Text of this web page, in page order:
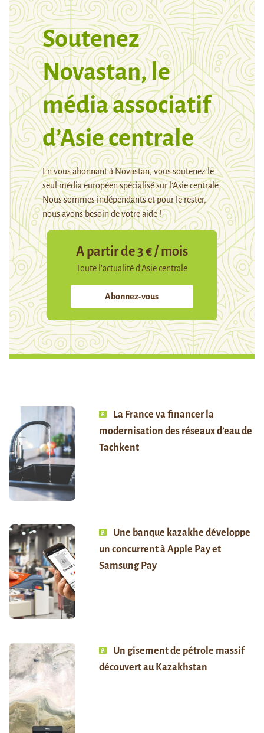
Soutenez
Novastan, le
média associatif
d’Asie centrale
En vous abonnant à Novastan, vous soutenez le
seul média européen spécialisé sur l’Asie centrale.
Nous sommes indépendants et pour le rester,
nous avons besoin de votre aide !
A partir de 3 € / mois
Toute l’actualité d’Asie centrale
Abonnez-vous
La France va financer la
modernisation des réseaux d’eau de
Tachkent
Une banque kazakhe développe
un concurrent à Apple Pay et
Samsung Pay
Un gisement de pétrole massif
découvert au Kazakhstan